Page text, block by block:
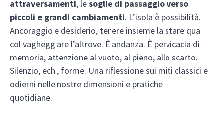
attraversamenti, lesoglie di passaggio verso
piccoli e grandi cambiamenti. L’isola è possibilità.
Ancoraggio e desiderio, tenere insieme la stare qua
col vagheggiare l’altrove. È andanza. È pervicacia di
memoria, attenzione al vuoto, al pieno, allo scarto.
Silenzio, echi, forme. Una riflessione sui miti classici e
odierni nelle nostre dimensioni e pratiche
quotidiane.